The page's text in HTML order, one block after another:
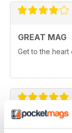
GREAT MAG
Get to the